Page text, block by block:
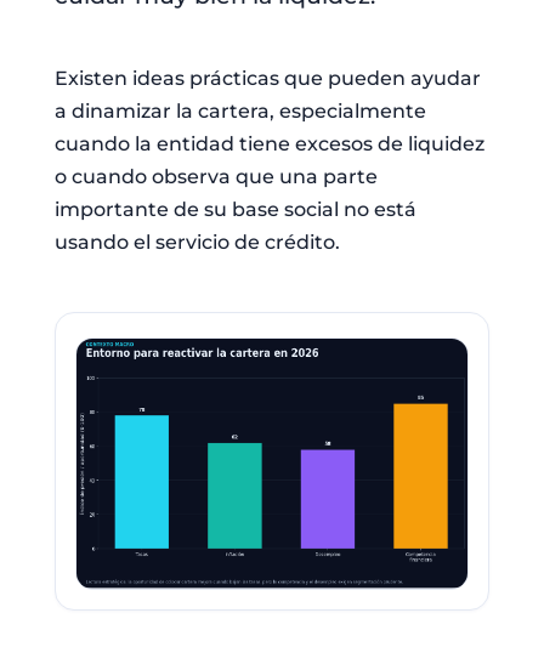
Existen ideas prácticas que pueden ayudar
a dinamizar la cartera, especialmente
cuando la entidad tiene excesos de liquidez
o cuando observa que una parte
importante de su base social no está
usando el servicio de crédito.